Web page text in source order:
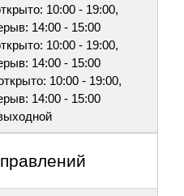
10:00 - 19:00,
14:00 - 15:00
10:00 - 19:00,
14:00 - 15:00
10:00 - 19:00,
14:00 - 15:00